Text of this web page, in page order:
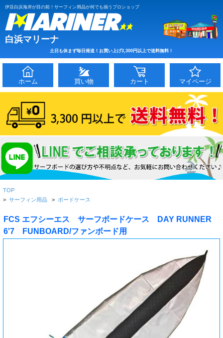
伊豆白浜海岸が目の前！サーフィン用品が何でも揃うプロショップ
白浜マリーナ
土日も休まず毎日発送！お買い上げ3,300円以上で送料無料！
ホーム 買い物 カート マイページ
TOP
> サーフィン用品 > ボードケース
FCS エフシーエス サーフボードケース DAY RUNNER
6'7 FUNBOARD/ファンボード用